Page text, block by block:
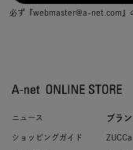
必ず『webmaster@a-net.com』
ニュース
ショッピングガイド
ブラン
ZUCCa